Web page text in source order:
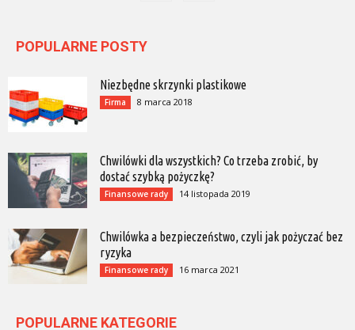
POPULARNE POSTY
Niezbędne skrzynki plastikowe
Firma 8 marca 2018
Chwilówki dla wszystkich? Co trzeba zrobić, by
dostać szybką pożyczkę?
Finansowe rady 14 listopada 2019
Chwilówka a bezpieczeństwo, czyli jak pożyczać bez
ryzyka
Finansowe rady 16 marca 2021
POPULARNE KATEGORIE